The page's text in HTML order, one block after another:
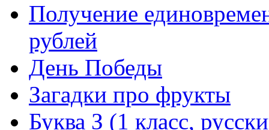
Получение
рублей
День Победы
Загадки про фрукты
Буква З (1 класс,